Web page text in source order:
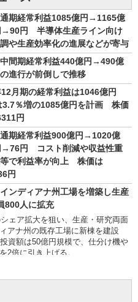
通期経常利益1085億円→1165億
円 半導体生産ライン向け
や生産効率化の進展などが寄与
中間期経常利益440億円→490億
進行が前倒しで推移
12月期の経常利益は1046億円
3.7％増の1085億円を計画 株価
円
通期経常利益900億円→1020億
円 コスト削減や収益性重
で利益率が向上 株価は
円
インディアナ州工場を増築し生産
800人に拡充
ェア拡大を狙い、生産・研究両面
アナ州の既存工場に新棟を建設
資額は50億円規模で、仕分け機や
2倍に引き上げる。
能（AI）やデータ解析を活用する
拠点を持つ流通・小売業の開拓も